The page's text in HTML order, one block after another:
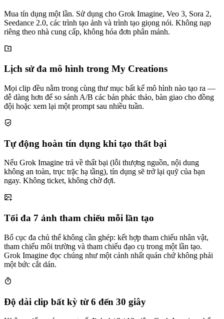
Mua tín dụng một lần. Sử dụng cho Grok Imagine, Veo 3, Sora 2,
Seedance 2.0, các trình tạo ảnh và trình tạo giọng nói. Không nạp
riêng theo nhà cung cấp, không hóa đơn phân mảnh.
Lịch sử đa mô hình trong My Creations
Mọi clip đều nằm trong cùng thư mục bất kể mô hình nào tạo ra —
dễ dàng hơn để so sánh A/B các bản phác thảo, bàn giao cho đồng
đội hoặc xem lại một prompt sau nhiều tuần.
Tự động hoàn tín dụng khi tạo thất bại
Nếu Grok Imagine trả về thất bại (lỗi thượng nguồn, nội dung
không an toàn, trục trặc hạ tầng), tín dụng sẽ trở lại quỹ của bạn
ngay. Không ticket, không chờ đợi.
Tối đa 7 ảnh tham chiếu mỗi lần tạo
Bố cục đa chủ thể không cần ghép: kết hợp tham chiếu nhân vật,
tham chiếu môi trường và tham chiếu đạo cụ trong một lần tạo.
Grok Imagine đọc chúng như một cảnh nhất quán chứ không phải
một bức cắt dán.
Độ dài clip bất kỳ từ 6 đến 30 giây